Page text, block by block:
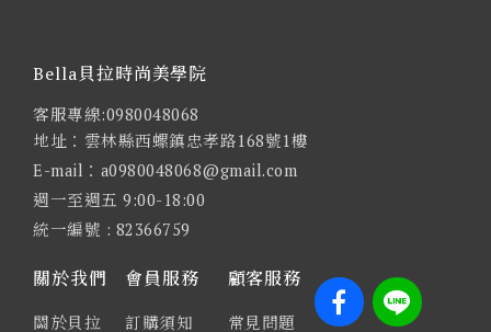
Bella貝拉時尚美學院
客服專線:0980048068
地址：雲林縣西螺鎮忠孝路168號1樓
E-mail：a0980048068@gmail.com
週一至週五 9:00-18:00
統一編號 : 82366759
關於我們
關於貝拉
會員服務
訂購須知
顧客服務
常見問題